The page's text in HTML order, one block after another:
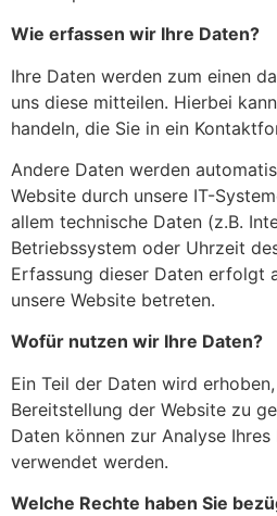
Wie erfassen wir Ihre Daten?
Ihre Daten werden zum einen
uns diese mitteilen. Hierbei
handeln, die Sie in ein
Andere Daten werden
Website durch unsere IT-
allem technische Daten (z.B.
Betriebssystem oder Uhrzeit
Erfassung dieser Daten erfolgt
unsere Website betreten.
Wofür nutzen wir Ihre Daten?
Ein Teil der Daten wird
Bereitstellung der Website zu
Daten können zur Analyse
verwendet werden.
Welche Rechte haben Sie